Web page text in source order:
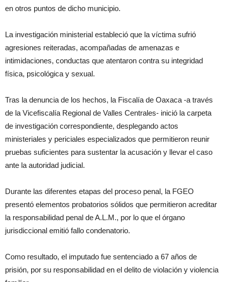
en otros puntos de dicho municipio.
La investigación ministerial estableció que la víctima sufrió
agresiones reiteradas, acompañadas de amenazas e
intimidaciones, conductas que atentaron contra su integridad
física, psicológica y sexual.
Tras la denuncia de los hechos, la Fiscalía de Oaxaca -a través
de la Vicefiscalía Regional de Valles Centrales- inició la carpeta
de investigación correspondiente, desplegando actos
ministeriales y periciales especializados que permitieron reunir
pruebas suficientes para sustentar la acusación y llevar el caso
ante la autoridad judicial.
Durante las diferentes etapas del proceso penal, la FGEO
presentó elementos probatorios sólidos que permitieron acreditar
la responsabilidad penal de A.L.M., por lo que el órgano
jurisdiccional emitió fallo condenatorio.
Como resultado, el imputado fue sentenciado a 67 años de
prisión, por su responsabilidad en el delito de violación y violencia